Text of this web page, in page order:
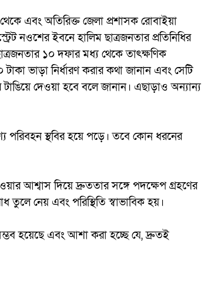
এবং অতিরিক্ত জেলা প্রশাসক রোবাইয়া
নওশের ইবনে হালিম ছাত্রজনতার প্রতিনিধির
১০ দফার মধ্য থেকে তাৎক্ষণিক
ভাড়া নির্ধারণ করার কথা জানান এবং সেটি
দেওয়া হবে বলে জানান। এছাড়াও অন্যান্য
স্থবির হয়ে পড়ে। তবে কোন ধরনের
আশ্বাস দিয়ে দ্রুততার সঙ্গে পদক্ষেপ গ্রহণের
নেয় এবং পরিস্থিতি স্বাভাবিক হয়।
হয়েছে এবং আশা করা হচ্ছে যে, দ্রুতই